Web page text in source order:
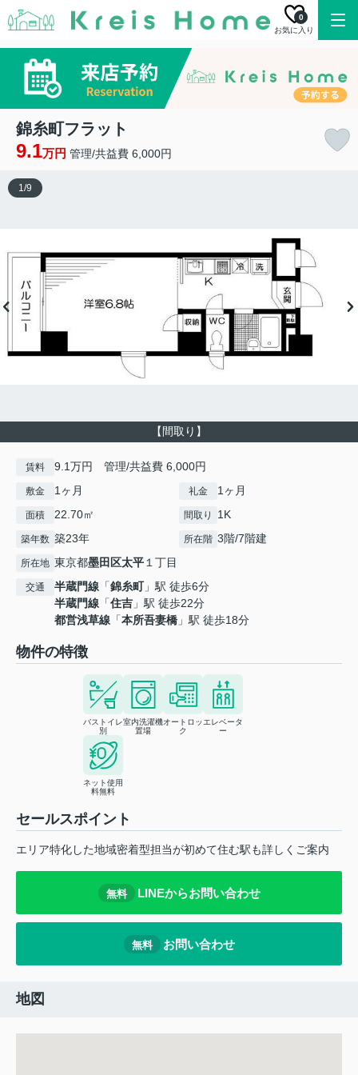
お気に入り
0
錦糸町フラット
9.1万円 管理/共益費 6,000円
【間取り】
1/9
賃料 9.1万円 管理/共益費 6,000円
敷金 1ヶ月 礼金 1ヶ月
面積 22.70㎡ 間取り 1K
築年数 築23年 所在階 3階/7階建
所在地 東京都墨田区太平１丁目
交通 半蔵門線 「錦糸町」駅 徒歩6分
半蔵門線 「住吉 」駅 徒歩22分
都営浅草線 「本所吾妻橋 」駅 徒歩18分
物件の特徴
バストイレ
別
室内洗濯機
置場
オートロッ
ク
エレベータ
ー
ネット使用
料無料
セールスポイント
エリア特化した地域密着型担当が初めて住む駅も詳しくご案内
無料 LINEからお問い合わせ
無料 お問い合わせ
地図